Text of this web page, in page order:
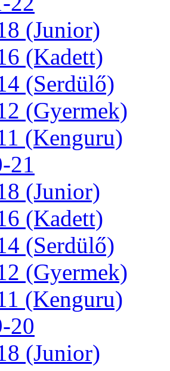
(Junior)
(Kadett)
(Serdülő)
(Gyermek)
(Kenguru)
21
(Junior)
(Kadett)
(Serdülő)
(Gyermek)
(Kenguru)
20
(Junior)